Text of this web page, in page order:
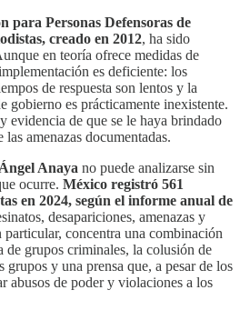
para Personas Defensoras de
creado en 2012, ha sido
en teoría ofrece medidas de
es deficiente: los
de respuesta son lentos y la
gobierno es prácticamente inexistente.
evidencia de que se le haya brindado
amenazas documentadas.
Anaya no puede analizarse sin
ocurre. México registró 561
en 2024, según el informe anual de
desapariciones, amenazas y
particular, concentra una combinación
de grupos criminales, la colusión de
grupos y una prensa que, a pesar de los
abusos de poder y violaciones a los